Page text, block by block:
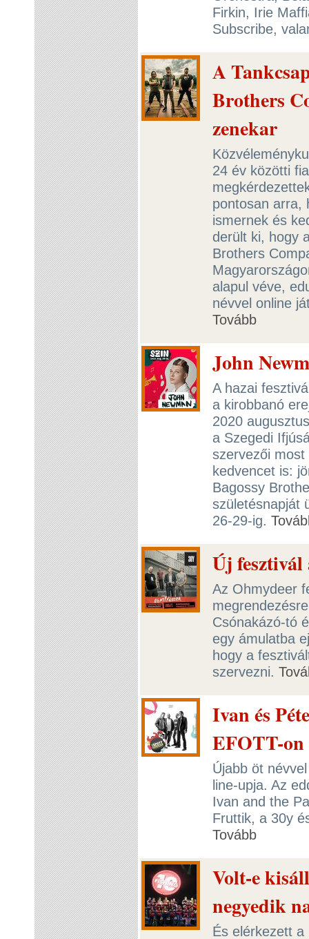
Firkin, Irie
Subscribe,
A
Brothers
zenekar
24 év közötti
pontosan arra,
ismernek és
derült ki, hogy
Brothers
alapul véve,
névvel online
Tovább
John
A hazai
a kirobbanó
2020
a Szegedi
szervezői
kedvencet is:
Bagossy
születésnapját
26-29-ig.
Új
Az Ohmydeer
Csónakázó-tó
egy ámulatba
hogy a
szervezni.
Ivan és
EFOTT-on
Újabb öt
line-upja. Az
Ivan and the
Fruttik, a 30y
Tovább
Volt-e
negyedik
És elérkezett